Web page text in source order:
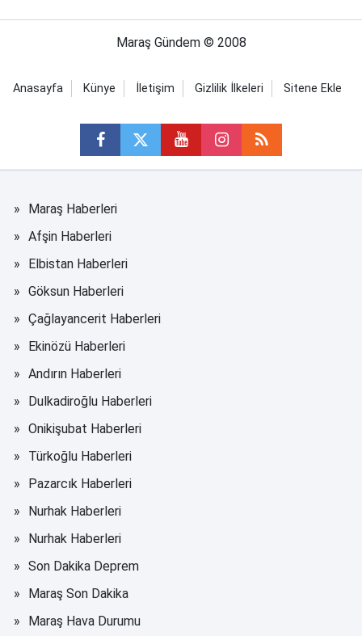
Maraş Gündem © 2008
Anasayfa Künye İletişim Gizlilik İlkeleri Sitene Ekle
Maraş Haberleri
Afşin Haberleri
Elbistan Haberleri
Göksun Haberleri
Çağlayancerit Haberleri
Ekinözü Haberleri
Andırın Haberleri
Dulkadiroğlu Haberleri
Onikişubat Haberleri
Türkoğlu Haberleri
Pazarcık Haberleri
Nurhak Haberleri
Nurhak Haberleri
Son Dakika Deprem
Maraş Son Dakika
Maraş Hava Durumu